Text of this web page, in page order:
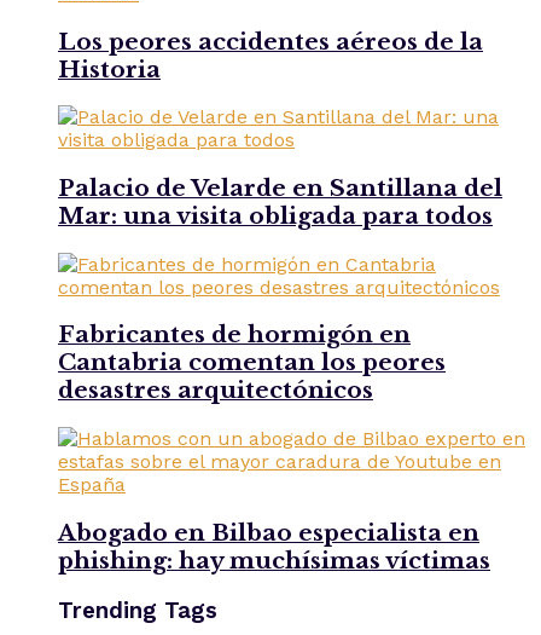
Los peores accidentes aéreos de la
Historia
Palacio de Velarde en Santillana del
Mar: una visita obligada para todos
Fabricantes de hormigón en
Cantabria comentan los peores
desastres arquitectónicos
Abogado en Bilbao especialista en
phishing: hay muchísimas víctimas
Trending Tags